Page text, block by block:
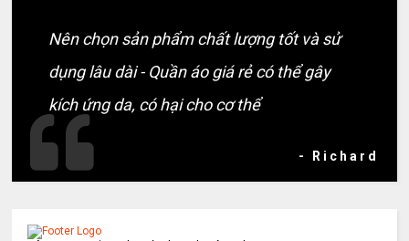
Nên chọn sản phẩm chất lượng tốt và sử
dụng lâu dài - Quần áo giá rẻ có thể gây
kích ứng da, có hại cho cơ thể
- Richard